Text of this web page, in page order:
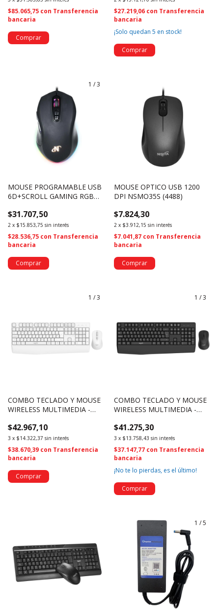
$85.065,75 con Transferencia
bancaria
$27.219,06 con Transferencia
bancaria
¡Solo quedan 5 en stock!
1 /3
MOUSE PROGRAMABLE USB
6D+SCROLL GAMING RGB
NSMOGZ7 (4621)
$31.707,50
2 x $15.853,75 sin interés
$28.536,75 con Transferencia
bancaria
MOUSE OPTICO USB 1200
DPI NSMO35S (4488)
$7.824,30
2 x $3.912,15 sin interés
$7.041,87 con Transferencia
bancaria
1 /3
COMBO TECLADO Y MOUSE
WIRELESS MULTIMEDIA -
$42.967,10
3 x $14.322,37 sin interés
$38.670,39 con Transferencia
bancaria
1 /3
COMBO TECLADO Y MOUSE
WIRELESS MULTIMEDIA -
$41.275,30
3 x $13.758,43 sin interés
$37.147,77 con Transferencia
bancaria
¡No te lo pierdas, es el último!
1 /5